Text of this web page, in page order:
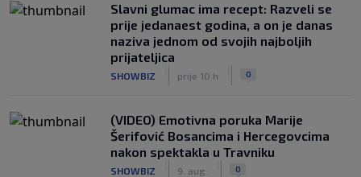
Slavni glumac ima recept: Razveli se
prije jedanaest godina, a on je danas
naziva jednom od svojih najboljih
prijateljica
SHOWBIZ prije 10 h 0
(VIDEO) Emotivna poruka Marije
Šerifović Bosancima i Hercegovcima
nakon spektakla u Travniku
SHOWBIZ 9. aug. 0